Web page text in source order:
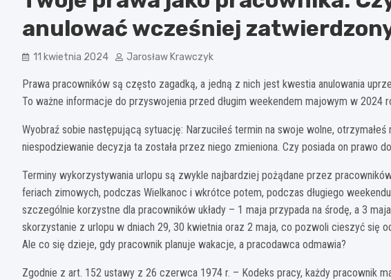
anulować wcześniej
11 kwietnia 2024 Jarosław Krawczyk
Prawa pracowników są często zagadką, a jedną z nich jest kwestia anulowania
To ważne informacje do przyswojenia przed długim weekendem majowym w 2024
Wyobraź sobie następującą sytuację: Narzuciłeś termin na swoje wolne,
niespodziewanie decyzja ta została przez niego zmieniona. Czy posiada on prawo
Terminy wykorzystywania urlopu są zwykle najbardziej pożądane przez
feriach zimowych, podczas Wielkanoc i wkrótce potem, podczas długiego
szczególnie korzystne dla pracowników układy – 1 maja przypada na środę, a 3
skorzystanie z urlopu w dniach 29, 30 kwietnia oraz 2 maja, co pozwoli cieszyć się
Ale co się dzieje, gdy pracownik planuje wakacje, a pracodawca odmawia?
Zgodnie z art. 152 ustawy z 26 czerwca 1974 r. – Kodeks pracy, każdy pracownik